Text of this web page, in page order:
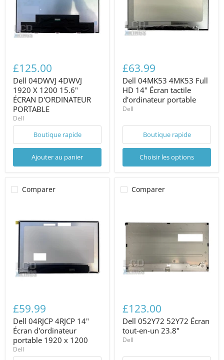
£125.00
Dell 04DWVJ 4DWVJ
1920 X 1200 15.6"
ÉCRAN D'ORDINATEUR
PORTABLE
Dell
Boutique rapide
Ajouter au panier
£63.99
Dell 04MK53 4MK53 Full
HD 14" Écran tactile
d'ordinateur portable
Dell
Boutique rapide
Choisir les options
Comparer
£59.99
Dell 04RJCP 4RJCP 14"
Écran d'ordinateur
portable 1920 x 1200
Dell
Comparer
£123.00
Dell 052Y72 52Y72 Écran
tout-en-un 23.8"
Dell